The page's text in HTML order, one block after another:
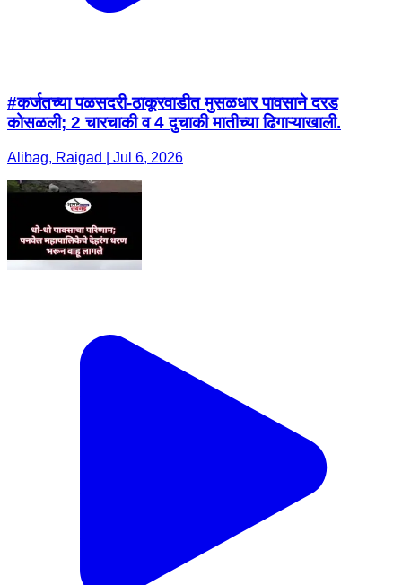
#कर्जतच्या पळसदरी-ठाकूरवाडीत मुसळधार पावसाने दरड
कोसळली; 2 चारचाकी व 4 दुचाकी मातीच्या ढिगाऱ्याखाली.
Alibag, Raigad | Jul 6, 2026